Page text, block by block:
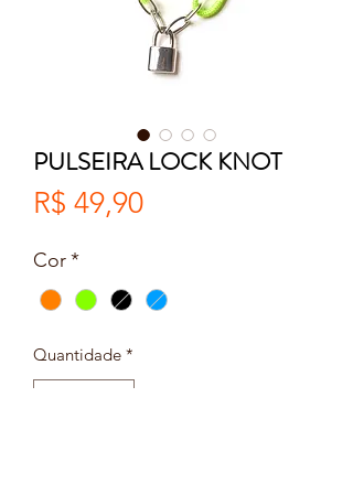
PULSEIRA LOCK KNOT
R$ 49,90Preço
Cor*
Quantidade *